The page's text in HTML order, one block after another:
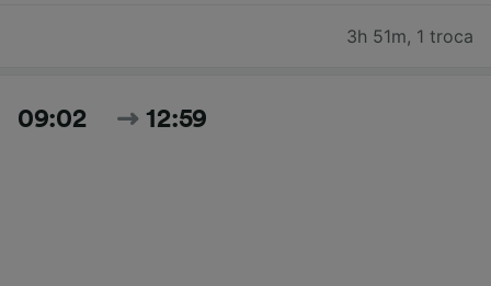
3h 51m, 1 troca
09:02 12:59